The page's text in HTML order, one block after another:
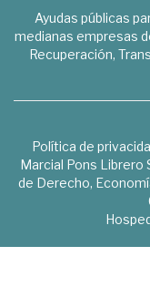
Ayudas públicas
medianas empresas
Recuperación,
Política de
Marcial Pons Librero
de Derecho,